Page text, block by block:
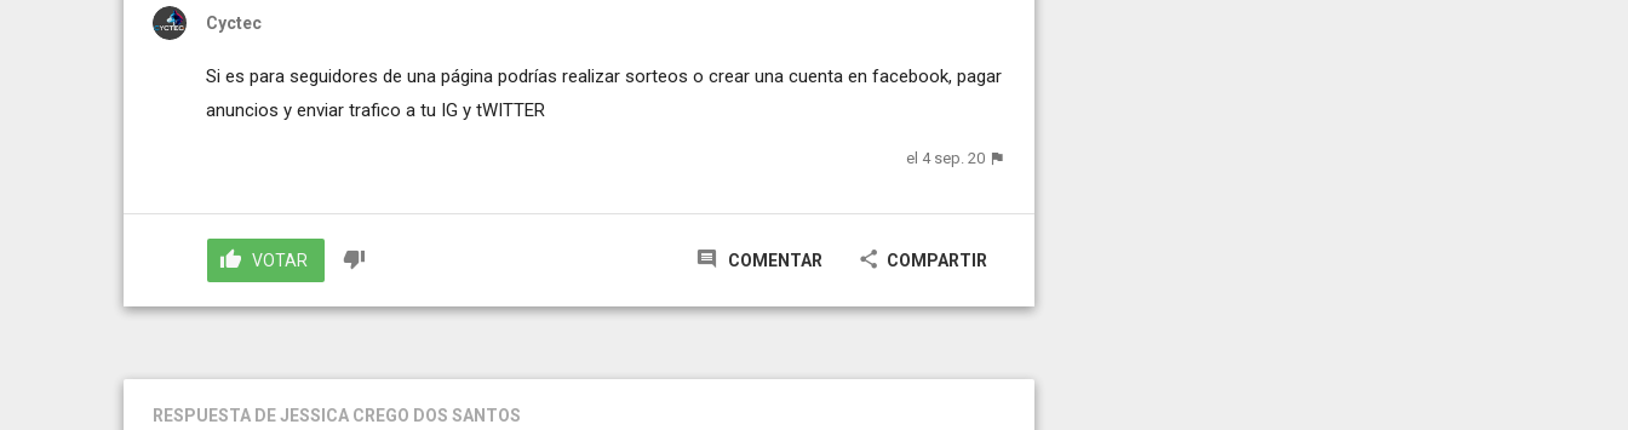
Cyctec
Si es para seguidores de una página podrías realizar sorteos o crear una cuenta en facebook, pagar
anuncios y enviar trafico a tu IG y tWITTER
el 4 sep. 20
VOTAR COMENTAR COMPARTIR
RESPUESTA DE JESSICA CREGO DOS SANTOS